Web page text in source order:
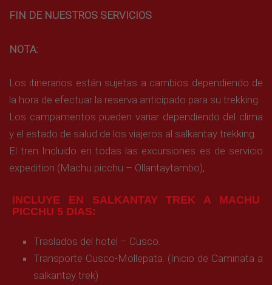
FIN DE NUESTROS SERVICIOS
NOTA:
Los itinerarios están sujetas a cambios dependiendo de
la hora de efectuar la reserva anticipado para su trekking.
Los campamentos pueden variar dependiendo del clima
y el estado de salud de los viajeros al salkantay trekking.
El tren Incluido en todas las excursiones es de servicio
expedition (Machu picchu – Ollantaytambo),
INCLUYE EN SALKANTAY TREK A MACHU
PICCHU 5 DIAS:
Traslados del hotel – Cusco.
Transporte Cusco-Mollepata. (Inicio de Caminata a
salkantay trek)